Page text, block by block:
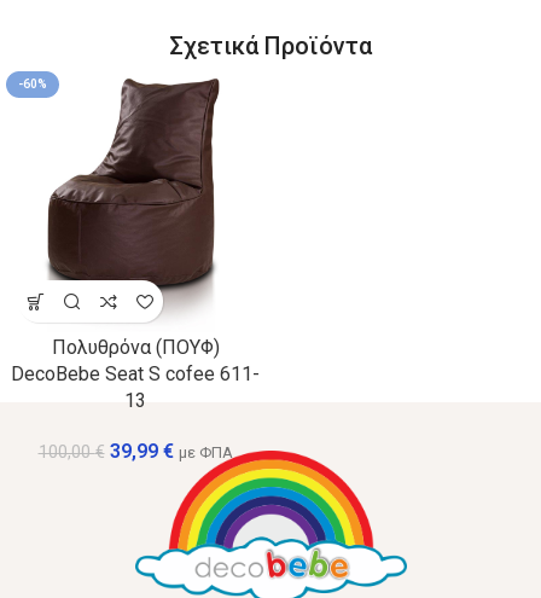
Σχετικά Προϊόντα
-60%
Πολυθρόνα (ΠΟΥΦ)
DecoBebe Seat S cofee 611-
13
100,00€ 39,99 € με ΦΠΑ